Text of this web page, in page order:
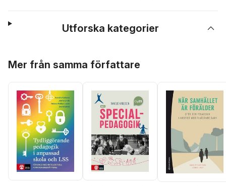
Utforska kategorier
Mer från samma författare